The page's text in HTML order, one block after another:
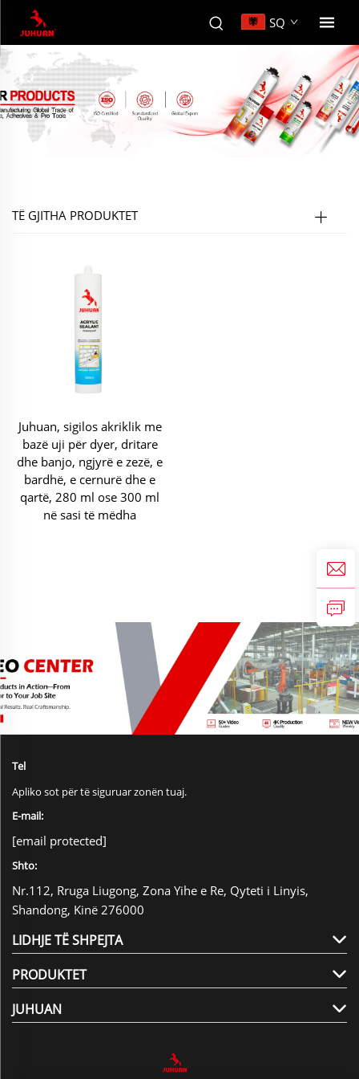
SQ
TË GJITHA PRODUKTET
Juhuan, sigilos akriklik me
bazë uji për dyer, dritare
dhe banjo, ngjyrë e zezë, e
bardhë, e cernurë dhe e
qartë, 280 ml ose 300 ml
në sasi të mëdha
Tel
Apliko sot për të siguruar zonën tuaj.
E-mail:
[email protected]
Shto:
Nr.112, Rruga Liugong, Zona Yihe e Re, Qyteti i Linyis,
Shandong, Kinë 276000
LIDHJE TË SHPEJTA
PRODUKTET
JUHUAN